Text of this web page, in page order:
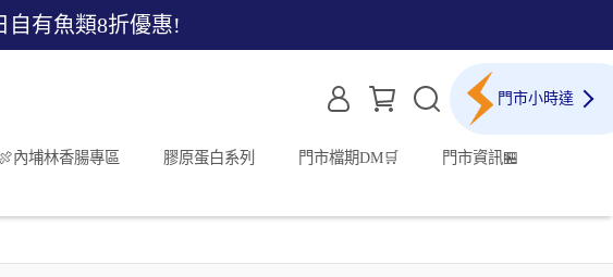
自有魚類8折優惠!
門市小時達
內埔林香腸專區 膠原蛋白系列 門市檔期DM🛒 門市資訊🏪